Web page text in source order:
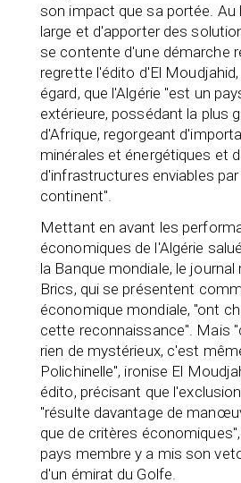
son impact que sa portée. Au
large et d'apporter des
se contente d'une démarche
regrette l'édito d'El
égard, que l'Algérie "est un
extérieure, possédant la plus
d'Afrique, regorgeant
minérales et énergétiques et
d'infrastructures enviables
continent".
Mettant en avant les
économiques de l'Algérie
la Banque mondiale, le
Brics, qui se présentent
économique mondiale, "ont
cette reconnaissance". Mais
rien de mystérieux, c'est
Polichinelle", ironise El
édito, précisant que
"résulte davantage de
que de critères
pays membre y a mis son
d'un émirat du Golfe.